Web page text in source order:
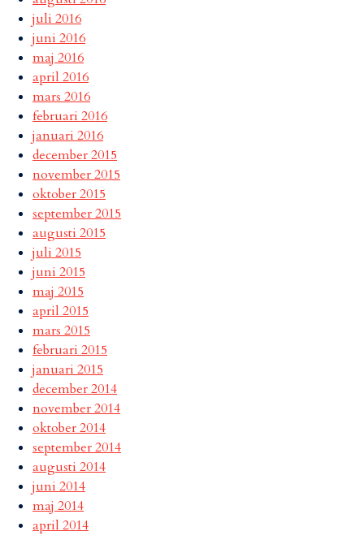
juli 2016
juni 2016
maj 2016
april 2016
mars 2016
februari 2016
januari 2016
december 2015
november 2015
oktober 2015
september 2015
augusti 2015
juli 2015
juni 2015
maj 2015
april 2015
mars 2015
februari 2015
januari 2015
december 2014
november 2014
oktober 2014
september 2014
augusti 2014
juni 2014
maj 2014
april 2014